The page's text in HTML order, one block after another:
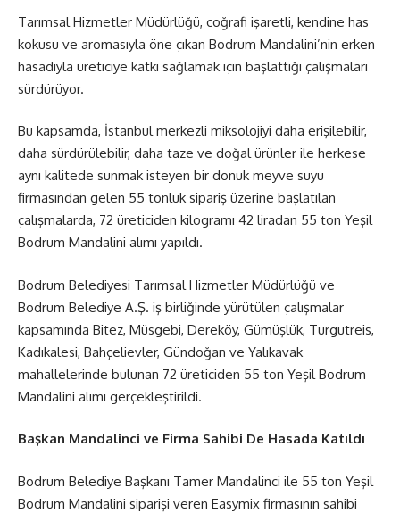
Tarımsal Hizmetler Müdürlüğü, coğrafi işaretli, kendine has
kokusu ve aromasıyla öne çıkan Bodrum Mandalini’nin erken
hasadıyla üreticiye katkı sağlamak için başlattığı çalışmaları
sürdürüyor.
Bu kapsamda, İstanbul merkezli miksolojiyi daha erişilebilir,
daha sürdürülebilir, daha taze ve doğal ürünler ile herkese
aynı kalitede sunmak isteyen bir donuk meyve suyu
firmasından gelen 55 tonluk sipariş üzerine başlatılan
çalışmalarda, 72 üreticiden kilogramı 42 liradan 55 ton Yeşil
Bodrum Mandalini alımı yapıldı.
Bodrum Belediyesi Tarımsal Hizmetler Müdürlüğü ve
Bodrum Belediye A.Ş. iş birliğinde yürütülen çalışmalar
kapsamında Bitez, Müsgebi, Dereköy, Gümüşlük, Turgutreis,
Kadıkalesi, Bahçelievler, Gündoğan ve Yalıkavak
mahallelerinde bulunan 72 üreticiden 55 ton Yeşil Bodrum
Mandalini alımı gerçekleştirildi.
Başkan Mandalinci ve Firma Sahibi De Hasada Katıldı
Bodrum Belediye Başkanı Tamer Mandalinci ile 55 ton Yeşil
Bodrum Mandalini siparişi veren Easymix firmasının sahibi